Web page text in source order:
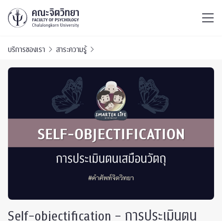
บริการของเรา สาระความรู้
Self-objectification – การประเมินตน